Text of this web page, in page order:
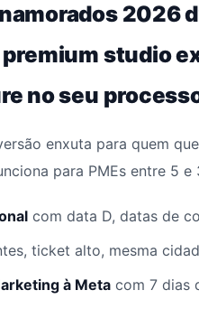
2026
studio
no seu
enxuta para quem
para PMEs entre 5 e
com data D, datas de
ticket alto, mesma
à Meta com 7 dias